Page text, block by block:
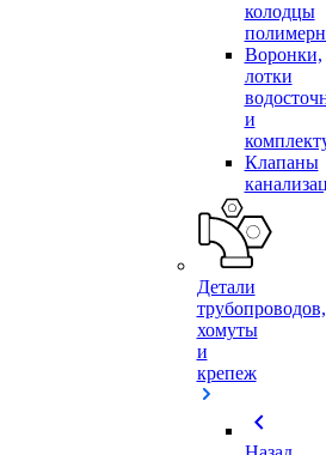
колодцы
Воронки,
лотки
и
Клапаны
Детали
трубопроводов,
хомуты
и
крепеж
chevron_left